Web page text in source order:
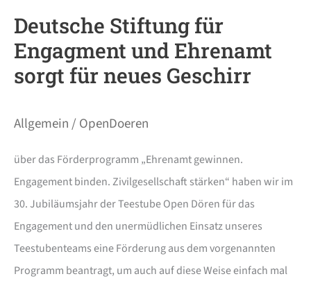
Deutsche Stiftung für
Engagment und Ehrenamt
sorgt für neues Geschirr
Allgemein/ OpenDoeren
über das Förderprogramm „Ehrenamt gewinnen.
Engagement binden. Zivilgesellschaft stärken“ haben wir im
30. Jubiläumsjahr der Teestube Open Dören für das
Engagement und den unermüdlichen Einsatz unseres
Teestubenteams eine Förderung aus dem vorgenannten
Programm beantragt, um auch auf diese Weise einfach mal